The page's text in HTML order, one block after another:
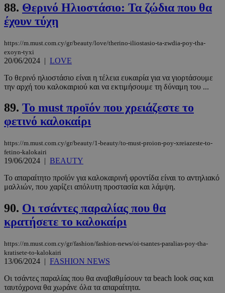
88. Θερινό Ηλιοστάσιο: Τα ζώδια που θα
έχουν τύχη
https://m.must.com.cy/gr/beauty/love/therino-iliostasio-ta-zwdia-poy-tha-
exoyn-tyxi
20/06/2024 | LOVE
Το θερινό ηλιοστάσιο είναι η τέλεια ευκαιρία για να γιορτάσουμε
την αρχή του καλοκαιριού και να εκτιμήσουμε τη δύναμη του ...
89. Το must προϊόν που χρειάζεστε το
φετινό καλοκαίρι
https://m.must.com.cy/gr/beauty/1-beauty/to-must-proion-poy-xreiazeste-to-
fetino-kalokairi
19/06/2024 | BEAUTY
Το απαραίτητο προϊόν για καλοκαιρινή φροντίδα είναι το αντηλιακό
μαλλιών, που χαρίζει απόλυτη προστασία και λάμψη.
90. Οι τσάντες παραλίας που θα
κρατήσετε το καλοκαίρι
https://m.must.com.cy/gr/fashion/fashion-news/oi-tsantes-paralias-poy-tha-
kratisete-to-kalokairi
13/06/2024 | FASHION NEWS
Οι τσάντες παραλίας που θα αναβαθμίσουν τα beach look σας και
ταυτόχρονα θα χωράνε όλα τα απαραίτητα.
m.must.com.cy